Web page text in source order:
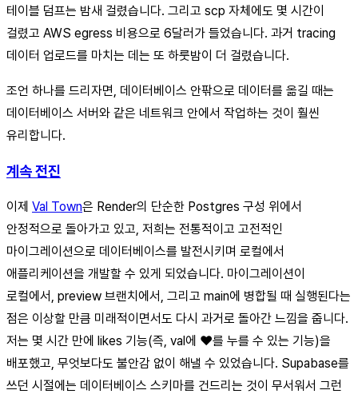
테이블 덤프는 밤새 걸렸습니다. 그리고 scp 자체에도 몇 시간이
걸렸고 AWS egress 비용으로 6달러가 들었습니다. 과거 tracing
데이터 업로드를 마치는 데는 또 하룻밤이 더 걸렸습니다.
조언 하나를 드리자면, 데이터베이스 안팎으로 데이터를 옮길 때는
데이터베이스 서버와 같은 네트워크 안에서 작업하는 것이 훨씬
유리합니다.
계속 전진
이제 Val Town은 Render의 단순한 Postgres 구성 위에서
안정적으로 돌아가고 있고, 저희는 전통적이고 고전적인
마이그레이션으로 데이터베이스를 발전시키며 로컬에서
애플리케이션을 개발할 수 있게 되었습니다. 마이그레이션이
로컬에서, preview 브랜치에서, 그리고 main에 병합될 때 실행된다는
점은 이상할 만큼 미래적이면서도 다시 과거로 돌아간 느낌을 줍니다.
저는 몇 시간 만에 likes 기능(즉, val에 ❤️를 누를 수 있는 기능)을
배포했고, 무엇보다도 불안감 없이 해낼 수 있었습니다. Supabase를
쓰던 시절에는 데이터베이스 스키마를 건드리는 것이 무서워서 그런